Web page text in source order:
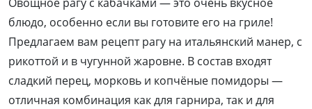
блюдо, особенно если вы готовите его на гриле!
Предлагаем вам рецепт рагу на итальянский манер, с
рикоттой и в чугунной жаровне. В состав входят
сладкий перец, морковь и копчёные помидоры —
отличная комбинация как для гарнира, так и для